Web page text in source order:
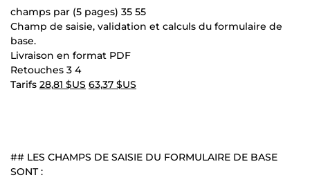
champs par (5 pages) 35 55
Champ de saisie, validation et calculs du formulaire de
base.
Livraison en format PDF
Retouches 3 4
Tarifs 28,81 $US 63,37 $US
## LES CHAMPS DE SAISIE DU FORMULAIRE DE BASE
SONT :